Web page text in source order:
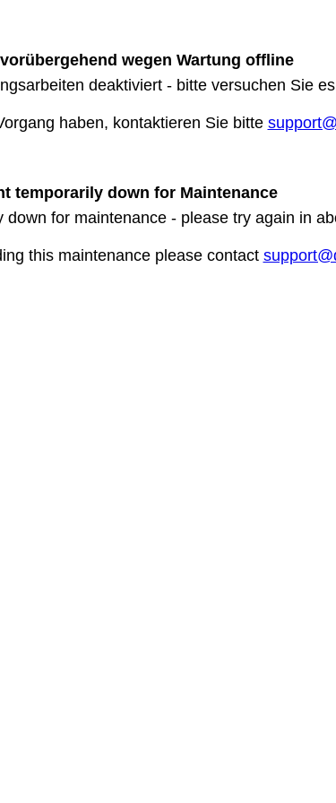
wegen Wartung offline
deaktiviert - bitte versuchen Sie
haben, kontaktieren Sie bitte
temporarily down for Maintenance
for maintenance - please try again in
this maintenance please contact